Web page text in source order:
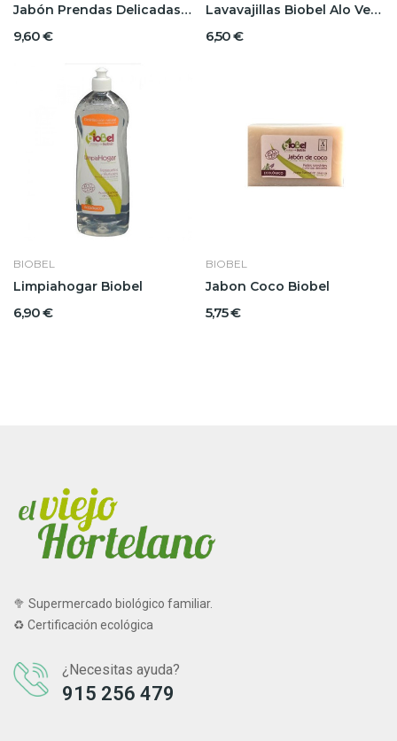
Jabón Prendas Delicadas y Ropa de Bebés Biobel
9,60 €
Lavavajillas Biobel Alo Vera Biobel
6,50 €
BIOBEL
Limpiahogar Biobel
6,90 €
BIOBEL
Jabon Coco Biobel
5,75 €
🥦 Supermercado biológico familiar.
♻ Certificación ecológica
¿Necesitas ayuda?
915 256 479